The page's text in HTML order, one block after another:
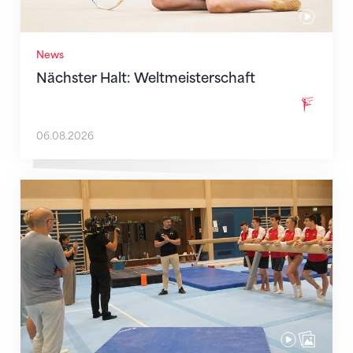
News
Nächster Halt: Weltmeisterschaft
06.08.2026
Mit klaren Zielen nach Zagreb